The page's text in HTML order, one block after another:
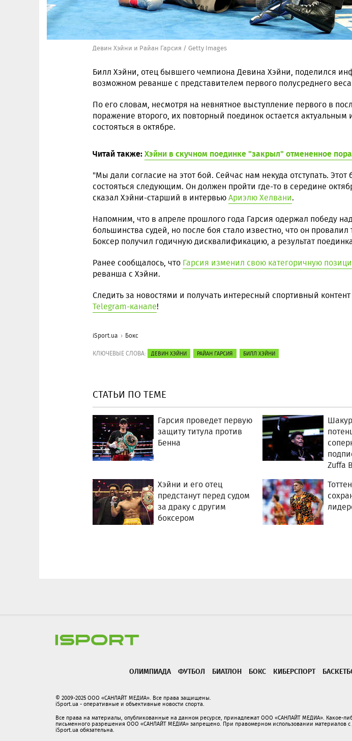
Девин Хэйни и Райан Гарсия / Getty Images
Билл Хэйни, отец бывшего чемпиона Девина Хэйни, поделился
возможном реванше с представителем первого полусреднего
По его словам, несмотря на невнятное выступление первого в
поражение второго, их повторный поединок остается актуальным
состояться в октябре.
Читай также:Хэйни в скучном поединке "закрыл" отмененное
"Мы дали согласие на этот бой. Сейчас нам некуда отступать. Этот
состояться следующим. Он должен пройти где-то в середине
сказал Хэйни-старший в интервьюАриэлю Хелвани.
Напомним, что в апреле прошлого года Гарсия одержал победу
большинства судей, но после боя стало известно, что он провалил
Боксер получил годичную дисквалификацию, а результат
Ранее сообщалось, что Гарсия изменил свою категоричную
реванша с Хэйни.
Следить за новостями и получать интересный спортивный
Telegram-канале!
iSport.ua Бокс
КЛЮЧЕВЫЕ СЛОВА: ДЕВИН ХЭЙНИ РАЙАН ГАРСИЯ БИЛЛ ХЭЙНИ
СТАТЬИ ПО ТЕМЕ
Гарсия проведет первую
защиту титула против
Бенна
Zuffa
Хэйни и его отец
предстанут перед судом
за драку с другим
боксером
ОЛИМПИАДА ФУТБОЛ БИАТЛОН БОКС КИБЕРСПОРТ
© 2009-2025 ООО «САНЛАЙТ МЕДИА». Все права защищены.
iSport.ua - оперативные и объективные новости спорта.
Все права на материалы, опубликованные на данном ресурсе, принадлежат ООО «САНЛАЙТ МЕДИА». Какое-
письменного разрешения ООО «САНЛАЙТ МЕДИА» запрещено. При правомерном использовании материалов с
iSport.ua обязательна.